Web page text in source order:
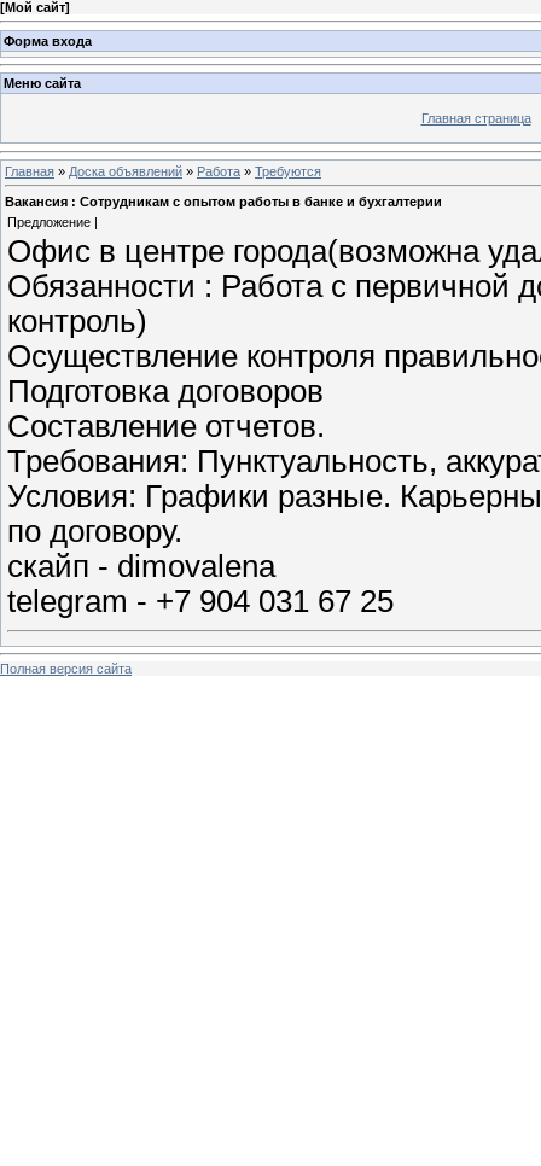
[Мой сайт]
Форма входа
Меню сайта
Главная страница
Главная » Доска объявлений » Работа » Требуются
Вакансия : Сотрудникам с опытом работы в банке и бухгалтерии
Предложение |
Офис в центре города(возможна
Обязанности : Работа с первичной
контроль)
Осуществление контроля
Подготовка договоров
Составление отчетов.
Требования: Пунктуальность,
Условия: Графики разные.
по договору.
скайп - dimovalena
telegram - +7 904 031 67 25
Полная версия сайта